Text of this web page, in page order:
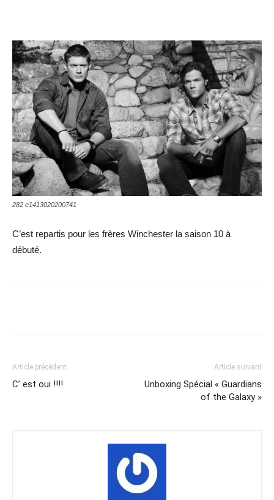
282 e1413020200741
C’est repartis pour les frères Winchester la saison 10 à
débuté.
Article précédent
C’ est oui !!!!
Article suivant
Unboxing Spécial « Guardians
of the Galaxy »